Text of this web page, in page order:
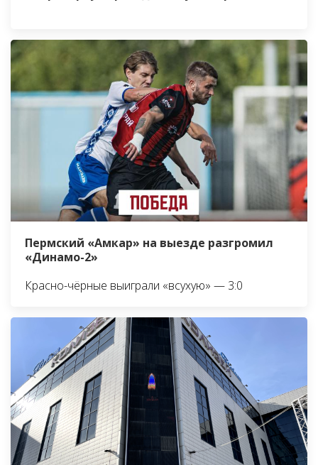
Пермский «Амкар» на выезде разгромил
«Динамо-2»
Красно-чёрные выиграли «всухую» — 3:0